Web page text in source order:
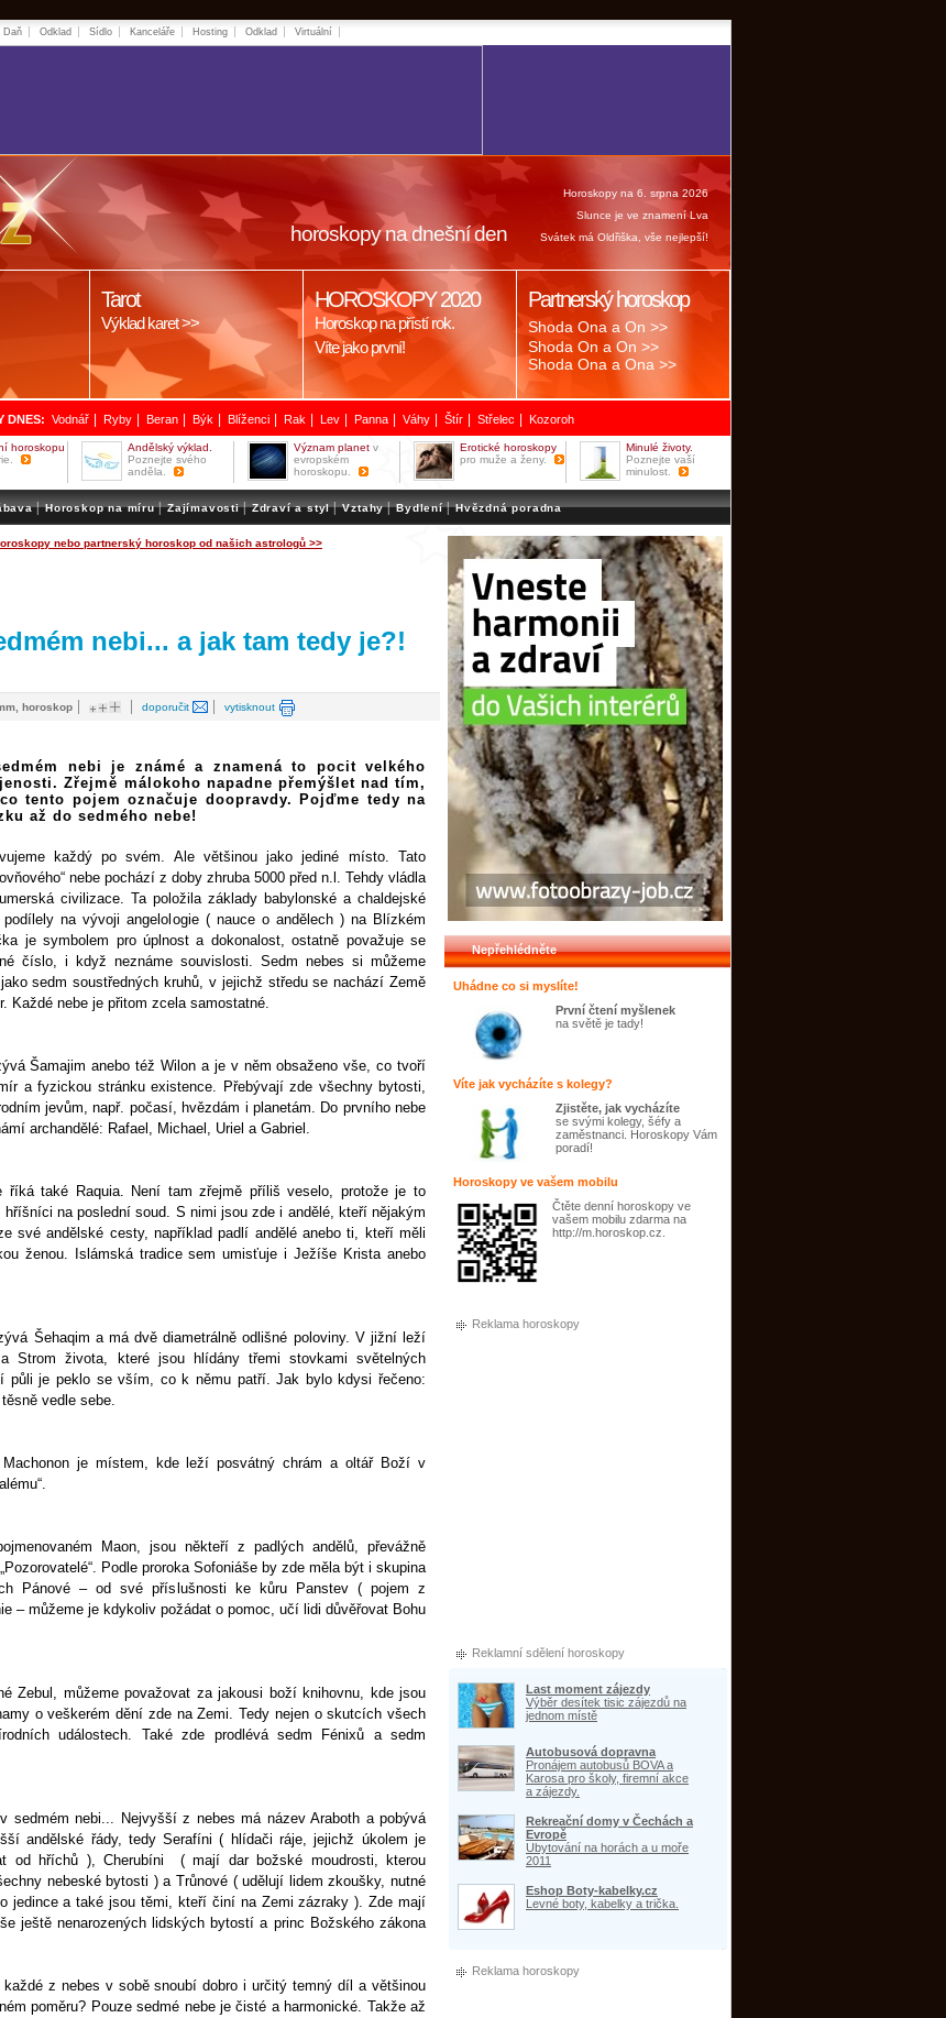
Daň Odklad Sídlo Kanceláře Hosting Odklad Virtuální
Horoskopy na 6. srpna 2026
Slunce je ve znamení Lva
Svátek má Oldřiška, vše nejlepší!
horoskopy na dnešní den
Tarot
Výklad karet >>
HOROSKOPY 2020
Horoskop na přístí rok.
Víte jako první!
Partnerský horoskop
Shoda Ona a On >>
Shoda On a On >>
Shoda Ona a Ona >>
DNES: Vodnář Ryby Beran Býk Blíženci Rak Lev Panna Váhy Štír Střelec Kozoroh
horoskopu
Andělský výklad.
Poznejte svého
anděla.
Význam planet v
evropském
horoskopu.
Erotické horoskopy
pro muže a ženy.
Minulé životy.
Poznejte vaší
minulost.
| Horoskop na míru | Zajímavosti | Zdraví a styl | Vztahy | Bydlení | Hvězdná poradna
nebo partnerský horoskop od našich astrologů >>
nebi... a jak tam tedy je?!
horoskop | | doporučit | vytisknout
nebi je známé a znamená to pocit velkého
Zřejmě málokoho napadne přemýšlet nad tím,
tento pojem označuje doopravdy. Pojďme tedy na
až do sedmého nebe!
každý po svém. Ale většinou jako jediné místo. Tato
nebe pochází z doby zhruba 5000 před n.l. Tehdy vládla
civilizace. Ta položila základy babylonské a chaldejské
na vývoji angelologie ( nauce o andělech ) na Blízkém
je symbolem pro úplnost a dokonalost, ostatně považuje se
číslo, i když neznáme souvislosti. Sedm nebes si můžeme
sedm soustředných kruhů, v jejichž středu se nachází Země
Každé nebe je přitom zcela samostatné.
Šamajim anebo též Wilon a je v něm obsaženo vše, co tvoří
a fyzickou stránku existence. Přebývají zde všechny bytosti,
jevům, např. počasí, hvězdám i planetám. Do prvního nebe
archandělé: Rafael, Michael, Uriel a Gabriel.
říká také Raquia. Není tam zřejmě příliš veselo, protože je to
na poslední soud. S nimi jsou zde i andělé, kteří nějakým
své andělské cesty, například padlí andělé anebo ti, kteří měli
ženou. Islámská tradice sem umisťuje i Ježíše Krista anebo
Šehaqim a má dvě diametrálně odlišné poloviny. V jižní leží
a Strom života, které jsou hlídány třemi stovkami světelných
půli je peklo se vším, co k němu patří. Jak bylo kdysi řečeno:
vedle sebe.
Machonon je místem, kde leží posvátný chrám a oltář Boží v
Maon, jsou někteří z padlých andělů, převážně
Podle proroka Sofoniáše by zde měla být i skupina
Pánové – od své příslušnosti ke kůru Panstev ( pojem z
– můžeme je kdykoliv požádat o pomoc, učí lidi důvěřovat Bohu
Zebul, můžeme považovat za jakousi boží knihovnu, kde jsou
o veškerém dění zde na Zemi. Tedy nejen o skutcích všech
událostech. Také zde prodlévá sedm Fénixů a sedm
sedmém nebi... Nejvyšší z nebes má název Araboth a pobývá
andělské řády, tedy Serafíni ( hlídači ráje, jejichž úkolem je
od hříchů ), Cherubíni ( mají dar božské moudrosti, kterou
nebeské bytosti ) a Trůnové ( udělují lidem zkoušky, nutné
jedince a také jsou těmi, kteří činí na Zemi zázraky ). Zde mají
ještě nenarozených lidských bytostí a princ Božského zákona
z nebes v sobě snoubí dobro i určitý temný díl a většinou
poměru? Pouze sedmé nebe je čisté a harmonické. Takže až
Nepřehlédněte
Uhádne co si myslíte!
První čtení myšlenek
na světě je tady!
Víte jak vycházíte s kolegy?
Zjistěte, jak vycházíte
se svými kolegy, šéfy a
zaměstnanci. Horoskopy Vám
poradí!
Horoskopy ve vašem mobilu
Čtěte denní horoskopy ve
vašem mobilu zdarma na
http://m.horoskop.cz.
Reklama horoskopy
Reklamní sdělení horoskopy
Last moment zájezdy
Výběr desítek tisic zájezdů na
jednom místě
Autobusová dopravna
Pronájem autobusů BOVA a
Karosa pro školy, firemní akce
a zájezdy.
Rekreační domy v Čechách a
Evropě
Ubytování na horách a u moře
2011
Eshop Boty-kabelky.cz
Levné boty, kabelky a trička.
Reklama horoskopy